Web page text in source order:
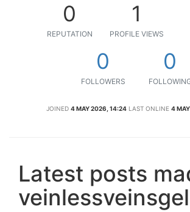
0
REPUTATION
1
PROFILE VIEWS
0
FOLLOWERS
0
JOINED 4 MAY 2026, 14:24 LAST ONLINE 4
Latest posts
veinlessveinsgel